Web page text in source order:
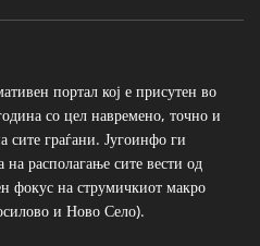
портал кој е присутен во
со цел навремено, точно и
граѓани. Југоинфо ги
располагање сите вести од
фокус на струмичкиот макро
и Ново Село).